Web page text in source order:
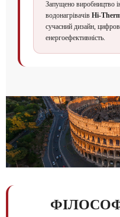
Запущено виробництво
водонагрівачів Hi-
сучасний дизайн,
енергоефективність.